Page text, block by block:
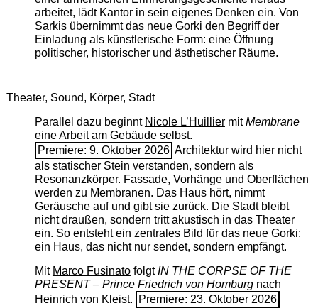
arbeitet, lädt Kantor in sein eigenes Denken ein. Von
Sarkis übernimmt das neue Gorki den Begriff der
Einladung als künstlerische Form: eine Öffnung
politischer, historischer und ästhetischer Räume.
Theater, Sound, Körper, Stadt
Parallel dazu beginnt Nicole L’Huilliermit ­Membrane
eine Arbeit am Gebäude selbst.
Premiere: 9. Oktober 2026 Architektur wird hier nicht
als statischer Stein verstanden, sondern als
Resonanzkörper. Fassade, Vorhänge und Oberflächen
werden zu Membranen. Das Haus hört, nimmt
Geräusche auf und gibt sie zurück. Die Stadt bleibt
nicht draußen, sondern tritt akustisch in das Theater
ein. So entsteht ein zentrales Bild für das neue Gorki:
ein Haus, das nicht nur sendet, sondern empfängt.
Mit Marco FusinatofolgtIN THE CORPSE OF THE
PRESENT – Prince Friedrich von Homburgnach
Heinrich von Kleist.
Premiere: 23. Oktober 2026